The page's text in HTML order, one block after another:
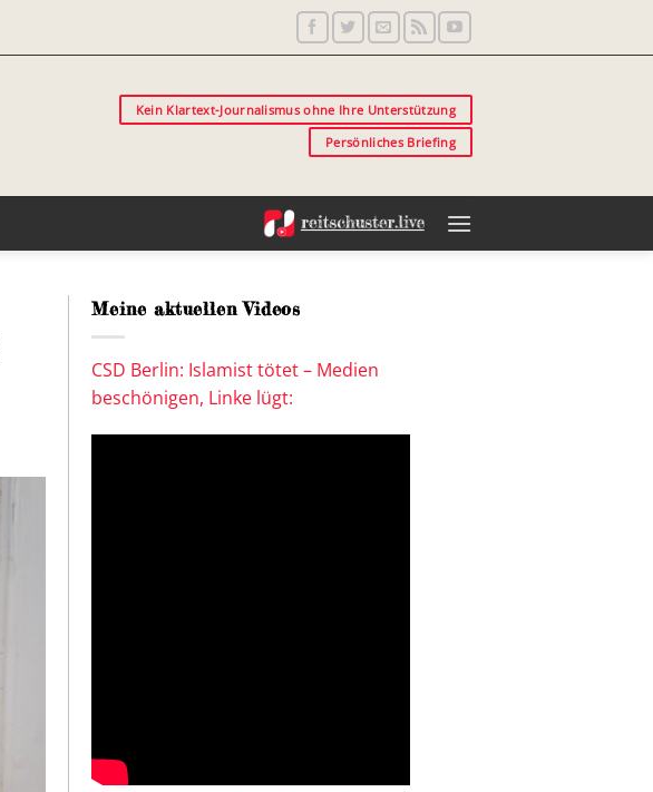
Kein Klartext-Journalismus ohne Ihre Unterstützung
Persönliches Briefing
Meine aktuellen Videos
CSD Berlin: Islamist tötet – Medien
beschönigen, Linke lügt: